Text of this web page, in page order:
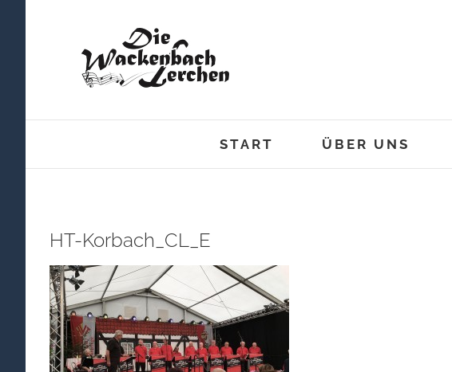
START ÜBER UNS
HT-Korbach_CL_E